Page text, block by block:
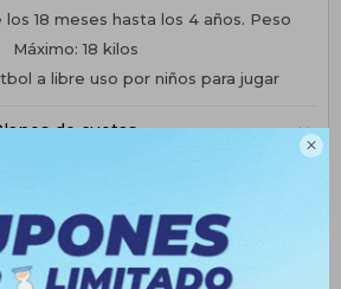

los 18 meses hasta los 4 años. Peso
Máximo: 18 kilos
a libre uso por niños para jugar
de cuotas
de pago